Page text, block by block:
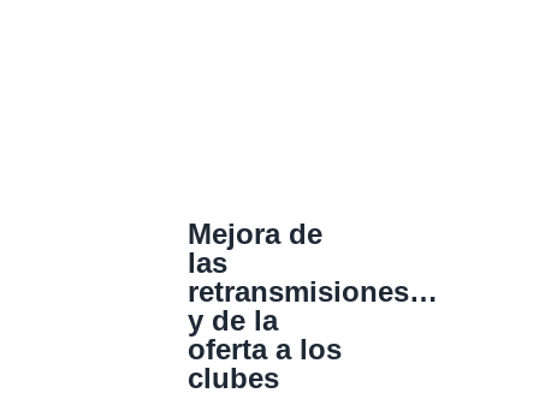
Mejora de
las
retransmisiones…
y de la
oferta a los
clubes